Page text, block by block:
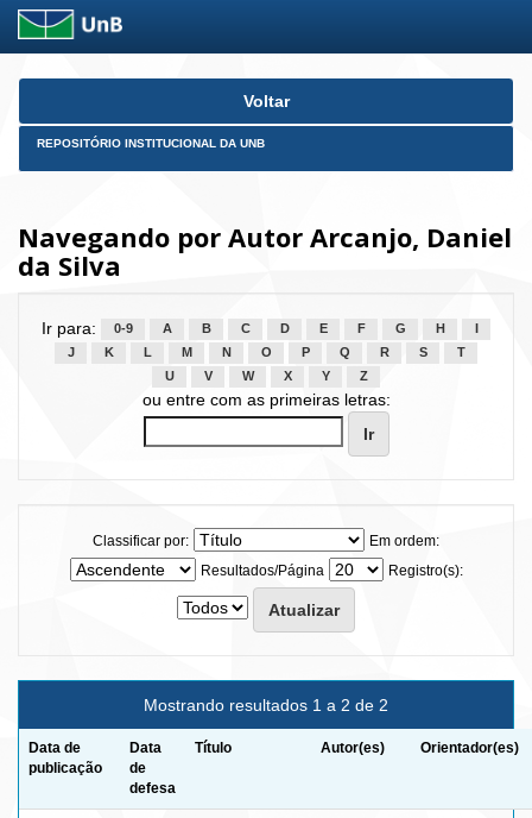
Skip
Voltar
REPOSITÓRIO INSTITUCIONAL DA UNB
Navegando por Autor Arcanjo, Daniel
da Silva
Ir para: 0-9 A B C D E F G H
J
K L M N O P Q R S
T
U
V W X Y Z
ou entre com as primeiras letras:
Classificar por:
Em ordem:
Resultados/Página
Registro(s):
Mostrando resultados 1 a 2 de 2
Data de
publicação
Data
de
defesa
Título Autor(es) Orientador(es)